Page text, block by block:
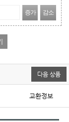
증가
감소
다음 상품
교환정보